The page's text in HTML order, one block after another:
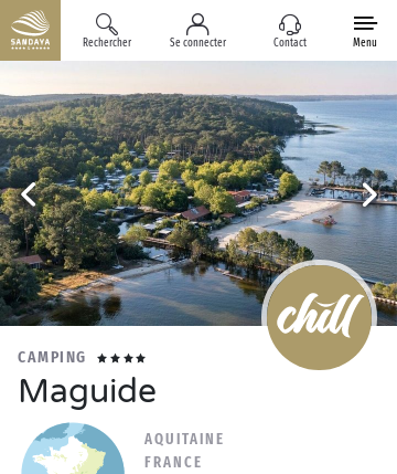
Rechercher Se connecter Contact Menu
CAMPING
Maguide
AQUITAINE
FRANCE